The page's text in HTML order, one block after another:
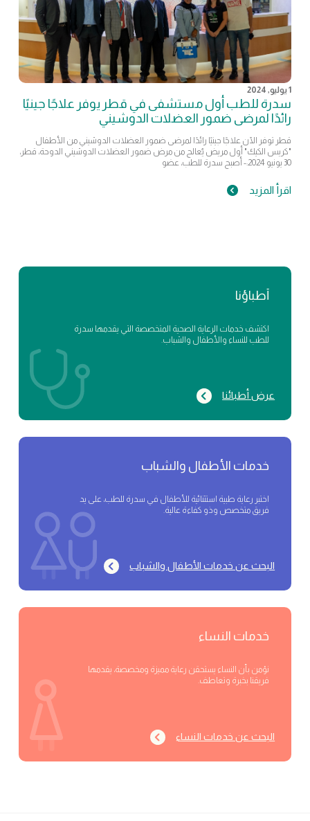
1 يوليو, 2024
سدرة للطب أول مستشفى في قطر يوفر علاجًا جينيًا
رائدًا لمرضى ضمور العضلات الدوشيني
قطر توفر الآن علاجًا جينيًا رائدًا لمرضى ضمور العضلات الدوشيني من الأطفال
"كريس الكيك" أول مريض يُعالج من مرض ضمور العضلات الدوشيني الدوحة، قطر،
30 يونيو 2024:- أصبح سدرة للطب، عضو
اقرأ المزيد
أطباؤنا
اكتشف خدمات الرعاية الصحية المتخصصة التي يقدمها سدرة
للطب للنساء والأطفال والشباب.
عرض أطبائنا
خدمات الأطفال والشباب
اختبر رعاية طبية استثنائية للأطفال في سدرة للطب، على يد
فريق متخصص وذو كفاءة عالية.
البحث عن خدمات الأطفال والشباب
خدمات النساء
نؤمن بأن النساء يستحقن رعاية مميزة ومخصصة، يقدمها
فريقنا بخبرة وتعاطف.
البحث عن خدمات النساء